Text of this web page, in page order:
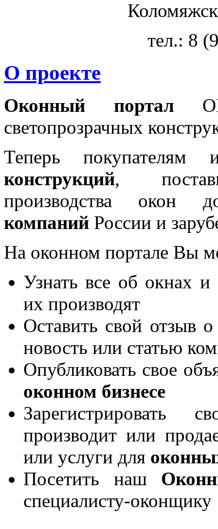
тел.: 8
О проекте
Оконный портал
светопрозрачных
Теперь покупателям
конструкций,
производства окон
компаний России и
На оконном портале Вы
Узнать все об окнах и
их производят
Оставить свой отзыв
новость или статью
Опубликовать свое
оконном бизнесе
производит или
или услуги для
Посетить наш
специалисту-оконщику